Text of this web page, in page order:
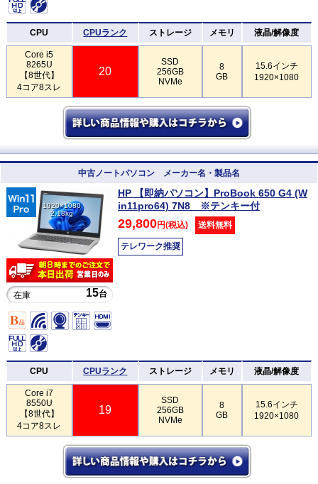
CPU CPUランク ストレージ メモリ 液晶/解像度
Core i5
8265U
【8世代】
4コア8スレ
20
SSD
256GB
NVMe
8
GB
15.6インチ
1920×1080
中古ノートパソコン メーカー名・製品名
1920×1080
2.18kg
在庫 15台
HP 【即納パソコン】ProBook 650 G4 (W
in11pro64) 7N8 ※テンキー付
29,800円(税込) 送料無料
テレワーク推奨
CPU CPUランク ストレージ メモリ 液晶/解像度
Core i7
8550U
【8世代】
4コア8スレ
19
SSD
256GB
NVMe
8
GB
15.6インチ
1920×1080